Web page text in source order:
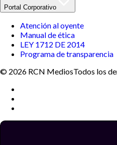
Portal Corporativo
Atención al oyente
Manual de ética
LEY 1712 DE 2014
Programa de transparencia
© 2026 RCN MediosTodos los